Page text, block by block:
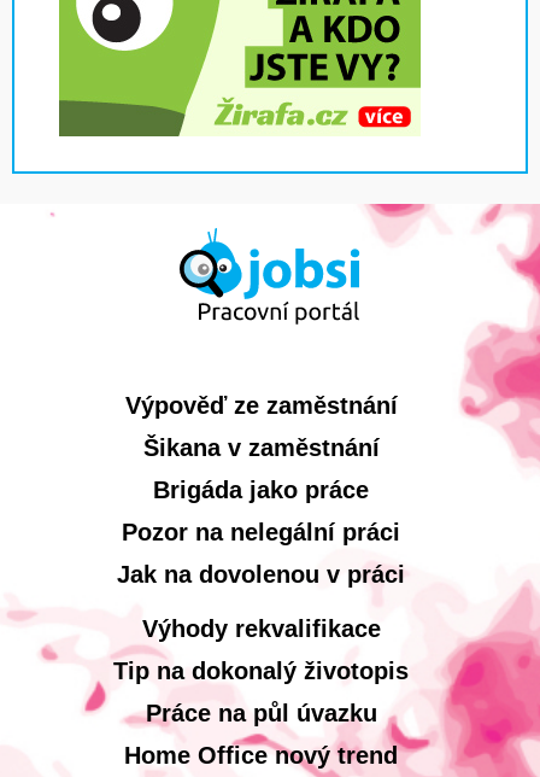
Výpověď ze zaměstnání
Šikana v zaměstnání
Brigáda jako práce
Pozor na nelegální práci
Jak na dovolenou v práci
Výhody rekvalifikace
Tip na dokonalý životopis
Práce na půl úvazku
Home Office nový trend